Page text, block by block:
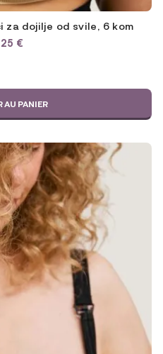
dojilje od svile, 6 kom
€
AU PANIER